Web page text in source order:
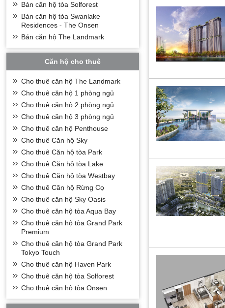
• Đường dạo bộ
• View trọn hồ
• Không gian
• Điều đặc biệt là
Sky Oasis với 2
của hai phân khu
Không dừng lại ở
và bể bơi vô cực
cây xanh của
Vì sao nên lựa
– Điểm thu hút
hứa hẹn trong
– Với các thiết kế
– Với giá cả
tỷ đồng, là bạn có
Với giá trị đẳng
trội cho đông đảo
Bán căn hộ tòa Solforest
Bán căn hộ tòa Swanlake
Residences - The Onsen
Bán căn hộ The Landmark
Căn hộ cho thuê
Cho thuê căn hộ The Landmark
Cho thuê căn hộ 1 phòng ngủ
Cho thuê căn hộ 2 phòng ngủ
Cho thuê căn hộ 3 phòng ngủ
Cho thuê căn hộ Penthouse
Cho thuê Căn hộ Sky
Cho thuê Căn hộ tòa Park
Cho thuê Căn hộ tòa Lake
Cho thuê Căn hộ tòa Westbay
Cho thuê Căn hộ Rừng Cọ
Cho thuê căn hộ Sky Oasis
Cho thuê căn hộ tòa Aqua Bay
Cho thuê căn hộ tòa Grand Park
Premium
Cho thuê căn hộ tòa Grand Park
Tokyo Touch
Cho thuê căn hộ Haven Park
Cho thuê căn hộ tòa Solforest
Cho thuê căn hộ tòa Onsen